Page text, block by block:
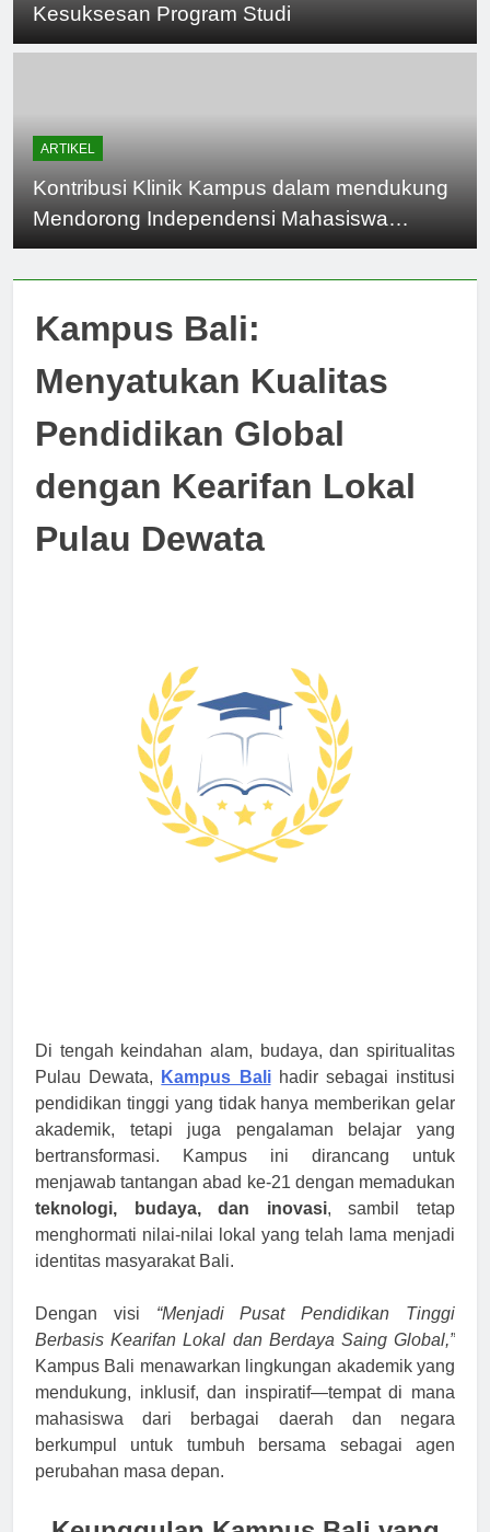
Kesuksesan Program Studi
ARTIKEL
Kontribusi Klinik Kampus dalam mendukung
Mendorong Independensi Mahasiswa
Indonesia
Kampus Bali:
Menyatukan Kualitas
Pendidikan Global
dengan Kearifan Lokal
Pulau Dewata
Di tengah keindahan alam, budaya, dan spiritualitas
Pulau Dewata,
Kampus Balihadir sebagai institusi
pendidikan tinggi yang tidak hanya memberikan gelar
akademik, tetapi juga pengalaman belajar yang
bertransformasi. Kampus ini dirancang untuk
menjawab tantangan abad ke-21 dengan memadukan
teknologi, budaya, dan inovasi, sambil tetap
menghormati nilai-nilai lokal yang telah lama menjadi
identitas masyarakat Bali.
Dengan visi “Menjadi Pusat Pendidikan Tinggi
Berbasis Kearifan Lokal dan Berdaya Saing Global,”
Kampus Bali menawarkan lingkungan akademik yang
mendukung, inklusif, dan inspiratif—tempat di mana
mahasiswa dari berbagai daerah dan negara
berkumpul untuk tumbuh bersama sebagai agen
perubahan masa depan.